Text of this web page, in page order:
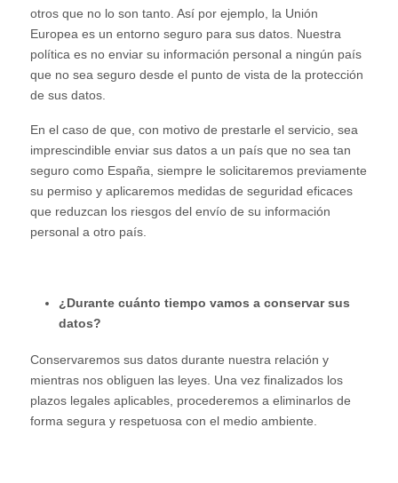
otros que no lo son tanto. Así por ejemplo, la Unión
Europea es un entorno seguro para sus datos. Nuestra
política es no enviar su información personal a ningún país
que no sea seguro desde el punto de vista de la protección
de sus datos.
En el caso de que, con motivo de prestarle el servicio, sea
imprescindible enviar sus datos a un país que no sea tan
seguro como España, siempre le solicitaremos previamente
su permiso y aplicaremos medidas de seguridad eficaces
que reduzcan los riesgos del envío de su información
personal a otro país.
¿Durante cuánto tiempo vamos a conservar sus
datos?
Conservaremos sus datos durante nuestra relación y
mientras nos obliguen las leyes. Una vez finalizados los
plazos legales aplicables, procederemos a eliminarlos de
forma segura y respetuosa con el medio ambiente.